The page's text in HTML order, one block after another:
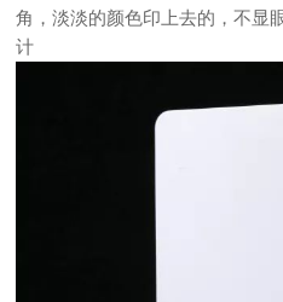
角，淡淡的颜色印上去的，不显
计